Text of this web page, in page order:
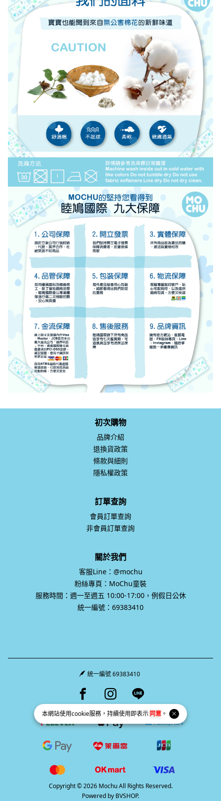
本網站使用cookie服務，持續使用即表示同意 。
初次購物
品牌介紹
退換貨政策
條款與細則
隱私權政策
訂單查詢
會員訂單查詢
非會員訂單查詢
關於我們
客服Line：@mochu
粉絲專頁：MoChu童裝
服務時間：週一至週五 10:00-17:00，例假日公休
統一編號：69383410
統一編號 69383410
Facebook page
Instagram page
Line page
Copyright © 2026 Mochu All Rights Reserved.
Powered by BVSHOP.